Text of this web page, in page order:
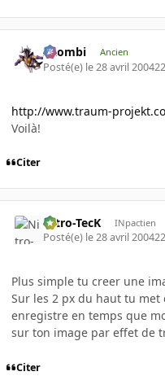
XZombi Ancien
Posté(e) le 28 avril 2004
http://www.traum-
Voilà!
Citer
Nitro-TecK INpactien
Posté(e) le 28 avril 2004
Plus simple tu creer une
Sur les 2 px du haut tu met
enregistre en temps que
sur ton image par effet de
Citer